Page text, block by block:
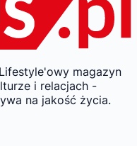
Lifestyle'owy magazyn
i relacjach -
na jakość życia.